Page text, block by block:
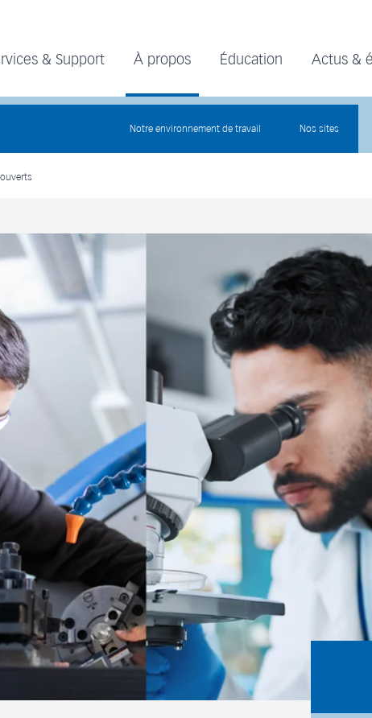
& Support À propos Éducation Actus &
Notre environnement de travail Nos sites